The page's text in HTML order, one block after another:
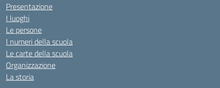
Presentazione
I luoghi
Le persone
I numeri della scuola
Le carte della scuola
Organizzazione
La storia